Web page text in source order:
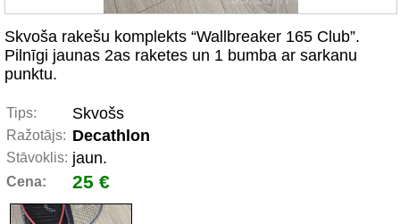
Skvoša rakešu komplekts “Wallbreaker 165 Club”.
Pilnīgi jaunas 2as raketes un 1 bumba ar sarkanu
punktu.
Tips: Skvošs
Ražotājs: Decathlon
Stāvoklis: jaun.
Cena: 25 €